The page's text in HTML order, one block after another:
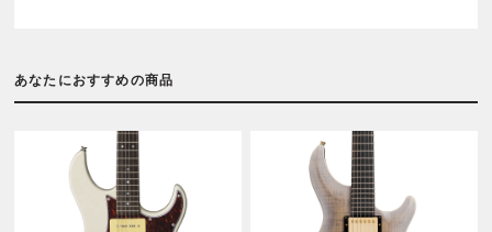
あなたにおすすめの商品